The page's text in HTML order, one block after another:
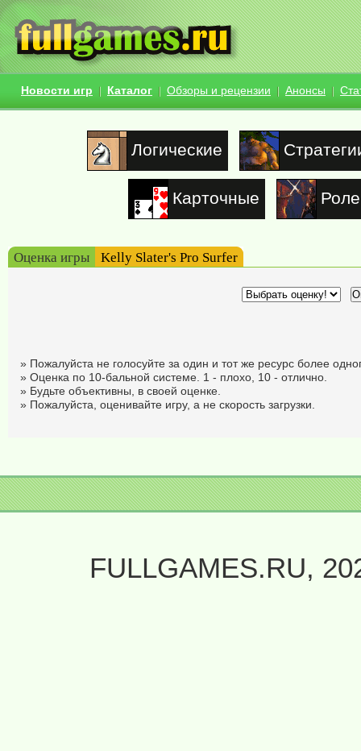
Новости игр Каталог Обзоры и рецензии Анонсы
Логические
Карточные
Оценка игры Kelly Slater's Pro Surfer
» Пожалуйста не голосуйте за один и тот же ресурс более
» Оценка по 10-бальной системе. 1 - плохо, 10 - отлично.
» Будьте объективны, в своей оценке.
» Пожалуйста, оценивайте игру, а не скорость загрузки.
FULLGAMES.RU,